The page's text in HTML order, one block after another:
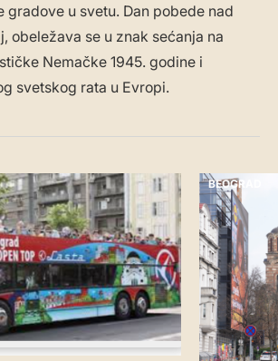
gradove u svetu. Dan pobede nad
obeležava se u znak sećanja na
Nemačke 1945. godine i
svetskog rata u Evropi.
BEOGRAD